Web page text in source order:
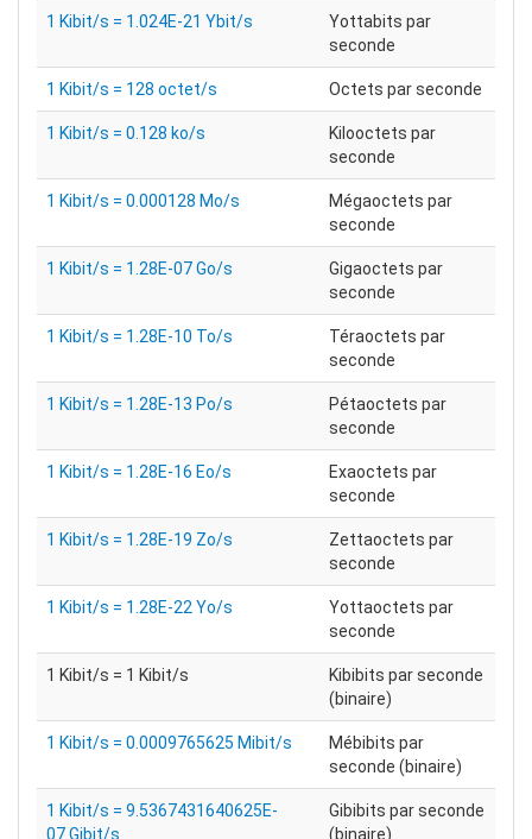
1 Kibit/s = 1.024E-21 Ybit/s
Yottabits par
seconde
1 Kibit/s = 128 octet/s Octets par seconde
1 Kibit/s = 0.128 ko/s
Kilooctets par
seconde
1 Kibit/s = 0.000128 Mo/s
Mégaoctets par
seconde
1 Kibit/s = 1.28E-07 Go/s
Gigaoctets par
seconde
1 Kibit/s = 1.28E-10 To/s
Téraoctets par
seconde
1 Kibit/s = 1.28E-13 Po/s
Pétaoctets par
seconde
1 Kibit/s = 1.28E-16 Eo/s
Exaoctets par
seconde
1 Kibit/s = 1.28E-19 Zo/s
Zettaoctets par
seconde
1 Kibit/s = 1.28E-22 Yo/s
Yottaoctets par
seconde
1 Kibit/s = 1 Kibit/s
Kibibits par seconde
(binaire)
1 Kibit/s = 0.0009765625 Mibit/s
Mébibits par
seconde (binaire)
1 Kibit/s = 9.5367431640625E-
07 Gibit/s
Gibibits par seconde
(binaire)